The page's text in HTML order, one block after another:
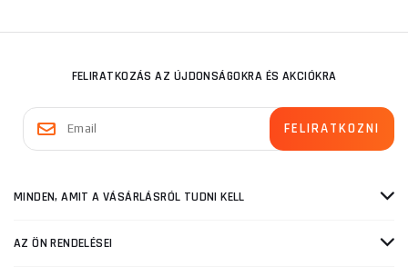
FELIRATKOZÁS AZ ÚJDONSÁGOKRA ÉS AKCIÓKRA
MINDEN, AMIT A VÁSÁRLÁSRÓL TUDNI KELL
AZ ÖN RENDELÉSEI